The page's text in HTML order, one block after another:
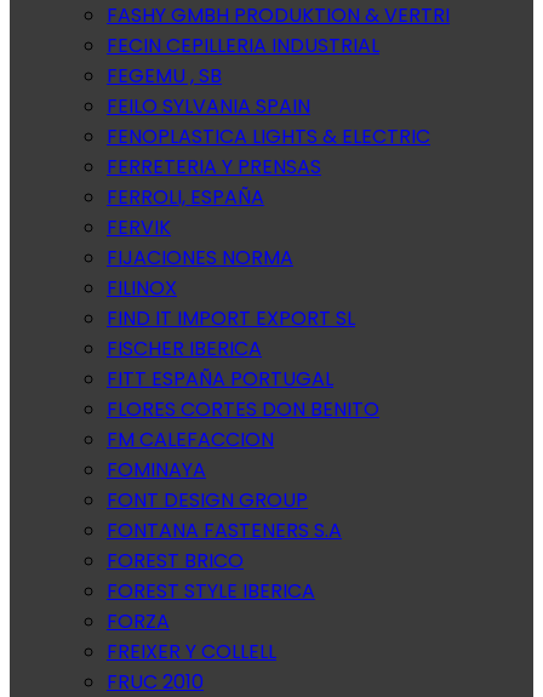
FASHY GMBH PRODUKTION & VERTRI
FECIN CEPILLERIA INDUSTRIAL
FEGEMU , SB
FEILO SYLVANIA SPAIN
FENOPLASTICA LIGHTS & ELECTRIC
FERRETERIA Y PRENSAS
FERROLI, ESPAÑA
FERVIK
FIJACIONES NORMA
FILINOX
FIND IT IMPORT EXPORT SL
FISCHER IBERICA
FITT ESPAÑA PORTUGAL
FLORES CORTES DON BENITO
FM CALEFACCION
FOMINAYA
FONT DESIGN GROUP
FONTANA FASTENERS S.A
FOREST BRICO
FOREST STYLE IBERICA
FORZA
FREIXER Y COLLELL
FRUC 2010